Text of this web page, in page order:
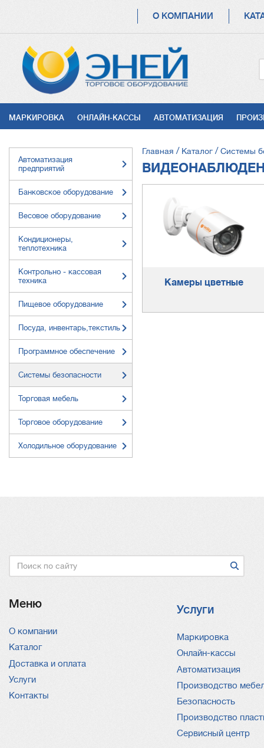
НАВИГАЦИЯ
О КОМПАНИИ
УСЛУГИ
МАРКИРОВКА ОНЛАЙН-КАССЫ АВТОМАТИЗАЦИЯ
Автоматизация
предприятий
Банковское оборудование
Весовое оборудование
Кондиционеры,
теплотехника
Контрольно - кассовая
техника
Пищевое оборудование
Посуда, инвентарь,текстиль
Программное обеспечение
Системы безопасности
Торговая мебель
Торговое оборудование
Холодильное оборудование
СТРОКА
НАВИГАЦИИ
Главная Каталог Системы
Камеры цветные
Поиск
Меню
О компании
Каталог
Доставка и оплата
Услуги
Контакты
Услуги
Услуги
Маркировка
Онлайн-кассы
Автоматизация
Производство
Безопасность
Производство
Сервисный центр